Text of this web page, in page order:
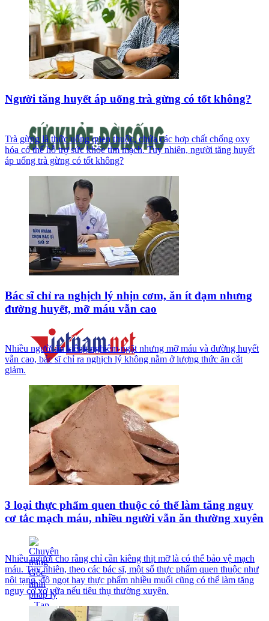
Người tăng huyết áp uống trà gừng có tốt không?
Trà gừng là thức uống quen thuộc, chứa các hợp chất chống oxy
hóa có thể hỗ trợ sức khỏe tim mạch. Tuy nhiên, người tăng huyết
áp uống trà gừng có tốt không?
Bác sĩ chỉ ra nghịch lý nhịn cơm, ăn ít đạm nhưng
đường huyết, mỡ máu vẫn cao
Nhiều người ăn kiêng nghiêm ngặt nhưng mỡ máu và đường huyết
vẫn cao, bác sĩ chỉ ra nghịch lý không nằm ở lượng thức ăn cắt
giảm.
3 loại thực phẩm quen thuộc có thể làm tăng nguy
cơ tắc mạch máu, nhiều người vẫn ăn thường xuyên
Nhiều người cho rằng chỉ cần kiêng thịt mỡ là có thể bảo vệ mạch
máu. Tuy nhiên, theo các bác sĩ, một số thực phẩm quen thuộc như
nội tạng, đồ ngọt hay thực phẩm nhiều muối cũng có thể làm tăng
nguy cơ xơ vữa nếu tiêu thụ thường xuyên.